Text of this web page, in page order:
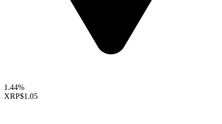
1.44%
XRP$1.05